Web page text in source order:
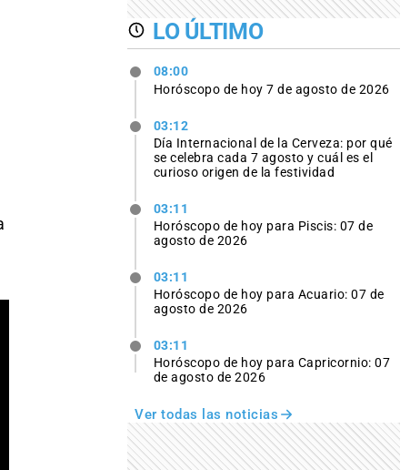
LO ÚLTIMO
08:00
Horóscopo de hoy 7 de agosto de 2026
03:12
Día Internacional de la Cerveza: por qué
se celebra cada 7 agosto y cuál es el
curioso origen de la festividad
03:11
Horóscopo de hoy para Piscis: 07 de
agosto de 2026
03:11
Horóscopo de hoy para Acuario: 07 de
agosto de 2026
03:11
Horóscopo de hoy para Capricornio: 07
de agosto de 2026
Ver todas las noticias